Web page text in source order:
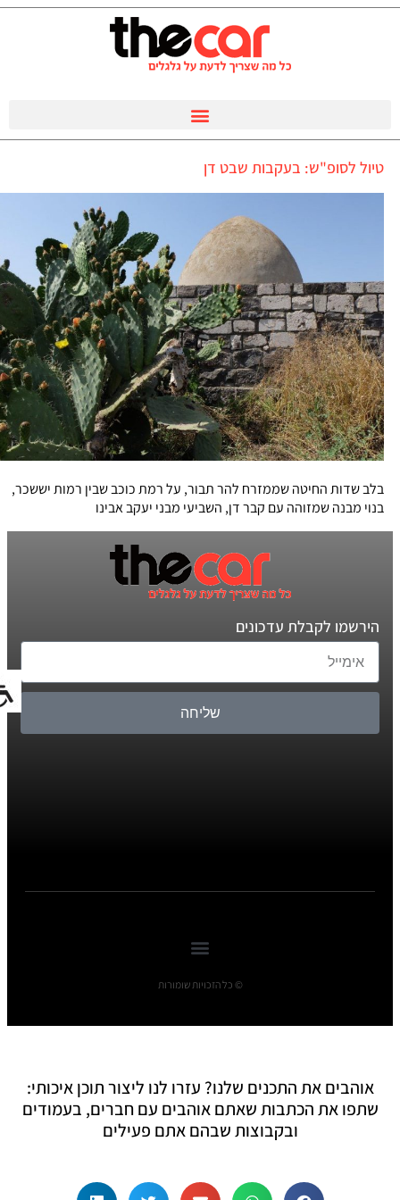
טיול לסופ"ש: בעקבות שבט דן
בלב שדות החיטה שממזרח להר תבור, על רמת כוכב שבין רמות יששכר,
בנוי מבנה שמזוהה עם קבר דן, השביעי מבני יעקב אבינו
הירשמו לקבלת עדכונים
שליחה
© כל הזכויות שומורות
אוהבים את התכנים שלנו? עזרו לנו ליצור תוכן איכותי:
שתפו את הכתבות שאתם אוהבים עם חברים, בעמודים
ובקבוצות שבהם אתם פעילים